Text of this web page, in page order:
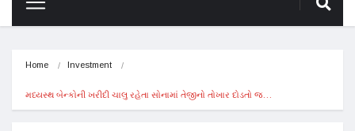
Home Investment
મધ્યસ્થ બેન્કોની ખરીદી ચાલુ રહેતા સોનામાં તેજીનો તોખાર દોડતો જ…